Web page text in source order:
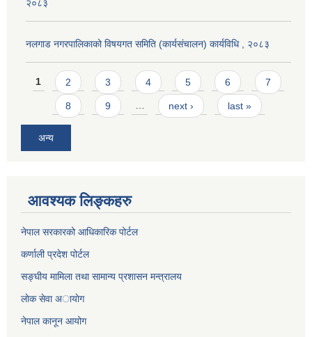
२०८३
नलगाड नगरपालिकाको विषयगत समिति (कार्यसंचालन) कार्यविधि , २०८३
Pages
1 2 3 4 5 6 7
8 9 … next › last »
अन्य
आवश्यक लिङ्कहरु
नेपाल सरकारको आधिकारिक पोर्टल
कर्णाली प्रदेश पोर्टल
सङ्घीय मामिला तथा सामान्य प्रशासन मन्त्रालय
लाेक सेवा अायाेग
नेपाल कानून आयोग